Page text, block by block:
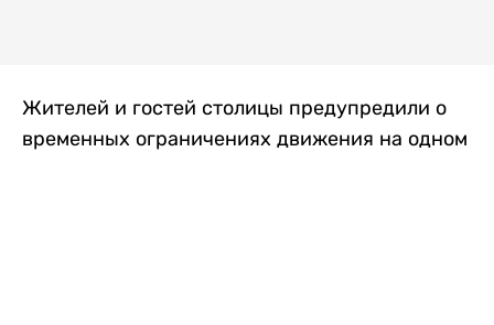
Жителей и гостей столицы предупредили о
временных ограничениях движения на одном